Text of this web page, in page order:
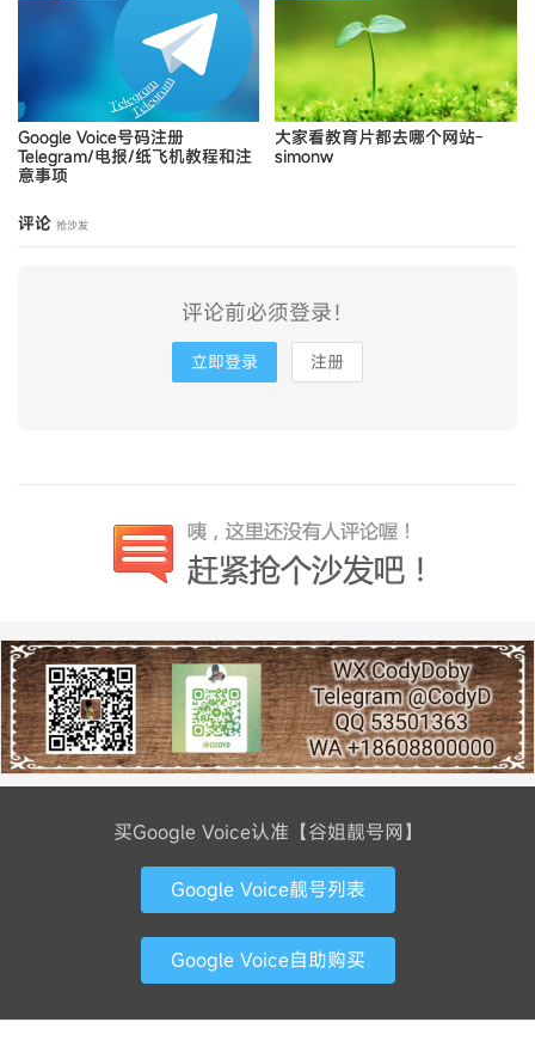
Google Voice号码注册
Telegram/电报/纸飞机教程和注
意事项
大家看教育片都去哪个网站-
simonw
评论 抢沙发
评论前必须登录！
立即登录 注册
买Google Voice认准【谷姐靓号网】
Google Voice靓号列表
Google Voice自助购买